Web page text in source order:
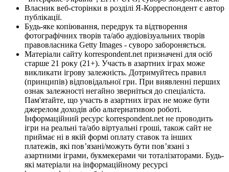
Власник веб-сторінки в розділі Я-Корреспондент є автор
публікації.
Будь-яке копіювання, передрук та відтворення
фотографічних творів та/або аудіовізуальних творів
правовласника Getty Images - суворо забороняється.
Матеріали сайту korrespondent.net призначені для осіб
старше 21 року (21+). Участь в азартних іграх може
викликати ігрову залежність. Дотримуйтесь правил
(принципів) відповідальної гри. При виявленні перших
ознак залежності негайно зверніться до спеціаліста.
Пам'ятайте, що участь в азартних іграх не може бути
джерелом доходів або альтернативою роботі.
Інформаційний ресурс korrespondent.net не проводить
ігри на реальні та/або віртуальні гроші, також сайт не
приймає ні в якій формі оплату ставок та інших
платежів, які пов’язані/можуть бути пов’язані з
азартними іграми, букмекерами чи тоталізаторами. Будь-
які матеріали на інформаційному ресурсі